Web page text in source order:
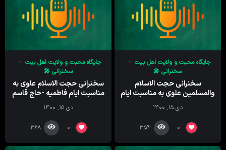
جایگاه محبت و ولایت اهل بیت
سخنرانی 🎤
سخنرانی حجت الاسلام
والمسلمین علوی به مناسبت ایام
فاطمیه – با موضوع استمرار و
ابدیت حضرت زهرا
دی ۱۵, ۱۴۰۰
0
354
جایگاه محبت و ولایت اهل بیت
سخنرانی 🎤
سخنرانی حجت الاسلام علوی به
مناسبت ایام فاطمیه -حاج قاسم
سلیمانی – محبت حضرت زهرا
(س) دی ۱۵, ۱۴۰۰
0
368